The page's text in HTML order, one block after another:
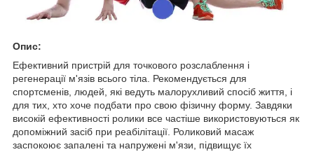
Опис:
Ефективний пристрій для точкового розслаблення і
регенерації м'язів всього тіла. Рекомендується для
спортсменів, людей, які ведуть малорухливий спосіб життя, і
для тих, хто хоче подбати про свою фізичну форму. Завдяки
високій ефективності ролики все частіше використовуються як
допоміжний засіб при реабілітації. Роликовий масаж
заспокоює запалені та напружені м'язи, підвищує їх